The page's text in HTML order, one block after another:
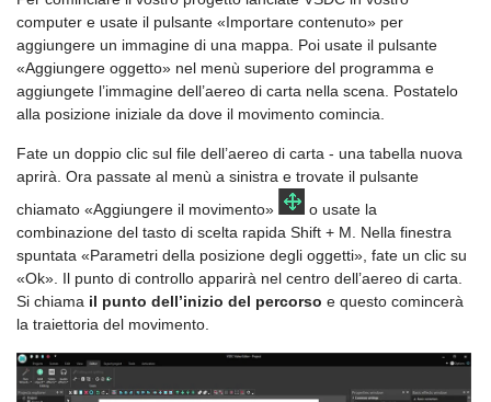
computer e usate il pulsante «Importare contenuto» per
aggiungere un immagine di una mappa. Poi usate il pulsante
«Aggiungere oggetto» nel menù superiore del programma e
aggiungete l’immagine dell’aereo di carta nella scena. Postatelo
alla posizione iniziale da dove il movimento comincia.
Fate un doppio clic sul file dell’aereo di carta - una tabella nuova
aprirà. Ora passate al menù a sinistra e trovate il pulsante
chiamato «Aggiungere il movimento»
o usate la
combinazione del tasto di scelta rapida Shift + M. Nella finestra
spuntata «Parametri della posizione degli oggetti», fate un clic su
«Ok». Il punto di controllo apparirà nel centro dell’aereo di carta.
Si chiama il punto dell’inizio del percorso e questo comincerà
la traiettoria del movimento.